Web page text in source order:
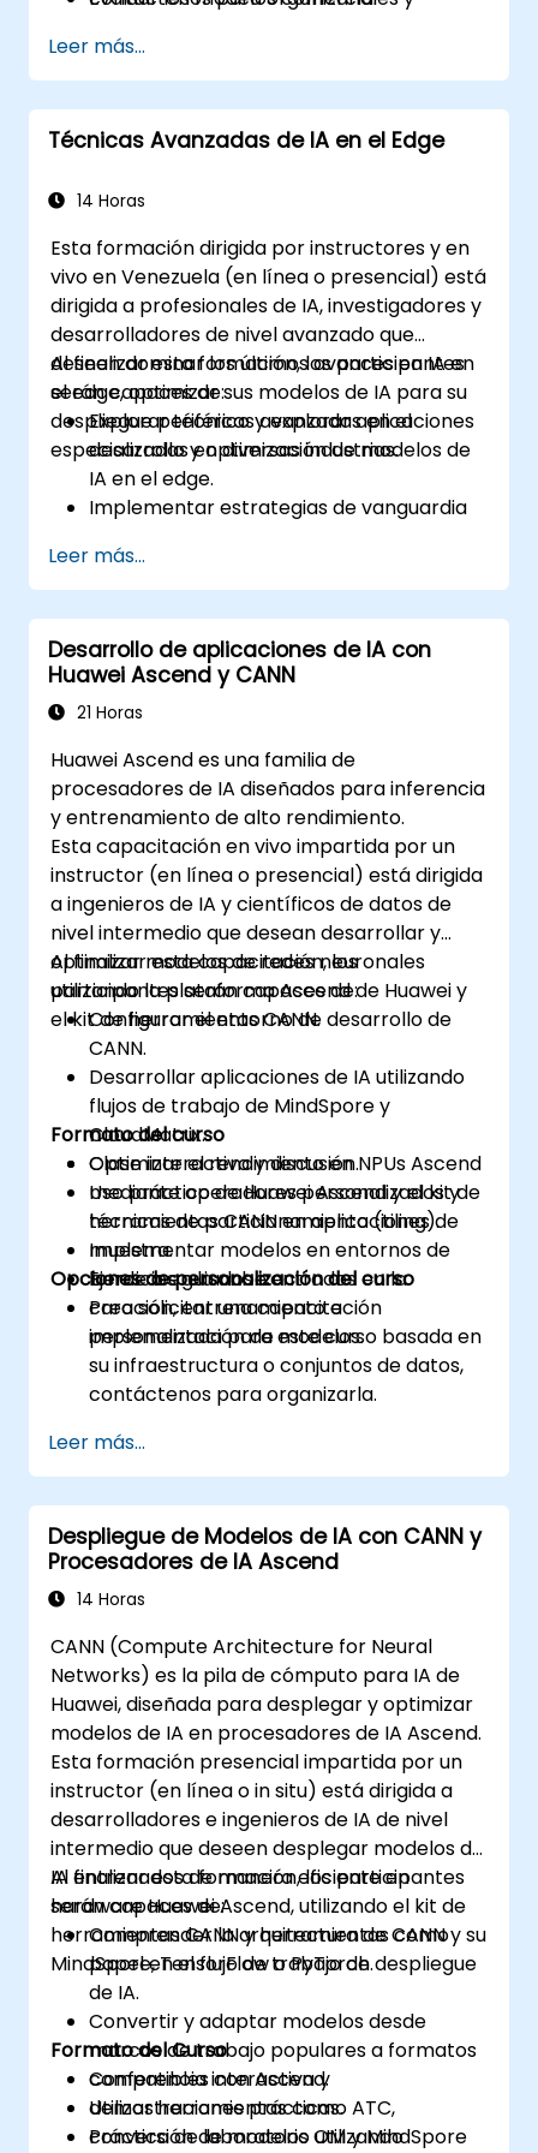
convergencia entre 6G y el borde.
Leer más...
Técnicas Avanzadas de IA en el Edge
14 Horas
Esta formación dirigida por instructores y en
vivo en Venezuela (en línea o presencial) está
dirigida a profesionales de IA, investigadores y
desarrolladores de nivel avanzado que
deseen dominar los últimos avances en IA en
el edge, optimizar sus modelos de IA para su
despliegue periférico y explorar aplicaciones
especializadas en diversas industrias.
Al finalizar esta formación, los participantes
serán capaces de:
Explorar técnicas avanzadas en el
desarrollo y optimización de modelos de
IA en el edge.
Implementar estrategias de vanguardia
dispositivos periféricos.
Utilizar herramientas y marcos de trabajo
especializados para aplicaciones
avanzadas de IA en el edge.
Optimizar el rendimiento y la eficiencia de
las soluciones de IA en el edge.
tendencias emergentes en IA en el edge.
Abordar consideraciones éticas y de
seguridad avanzadas en los despliegues
de IA en el edge.
Leer más...
Desarrollo de aplicaciones de IA con
Huawei Ascend y CANN
21 Horas
Huawei Ascend es una familia de
procesadores de IA diseñados para inferencia
y entrenamiento de alto rendimiento.
Esta capacitación en vivo impartida por un
instructor (en línea o presencial) está dirigida
a ingenieros de IA y científicos de datos de
nivel intermedio que desean desarrollar y
optimizar modelos de redes neuronales
utilizando la plataforma Ascend de Huawei y
el kit de herramientas CANN.
Al finalizar esta capacitación, los
participantes serán capaces de:
Configurar el entorno de desarrollo de
CANN.
Desarrollar aplicaciones de IA utilizando
flujos de trabajo de MindSpore y
CloudMatrix.
Optimizar el rendimiento en NPUs Ascend
mediante operadores personalizados y
técnicas de particionamiento (tiling).
Implementar modelos en entornos de
borde o en la nube.
Formato del curso
Clase interactiva y discusión.
Uso práctico de Huawei Ascend y el kit de
herramientas CANN en aplicaciones de
muestra.
Ejercicios guiados centrados en la
creación, entrenamiento e
implementación de modelos.
Opciones de personalización del curso
Para solicitar una capacitación
personalizada para este curso basada en
su infraestructura o conjuntos de datos,
contáctenos para organizarla.
Leer más...
Despliegue de Modelos de IA con CANN y
Procesadores de IA Ascend
14 Horas
CANN (Compute Architecture for Neural
Networks) es la pila de cómputo para IA de
Huawei, diseñada para desplegar y optimizar
modelos de IA en procesadores de IA Ascend.
Esta formación presencial impartida por un
instructor (en línea o in situ) está dirigida a
desarrolladores e ingenieros de IA de nivel
intermedio que deseen desplegar modelos de
IA entrenados de manera eficiente en
hardware Huawei Ascend, utilizando el kit de
herramientas CANN y herramientas como
MindSpore, TensorFlow o PyTorch.
Al finalizar esta formación, los participantes
serán capaces de:
Comprender la arquitectura de CANN y su
papel en el flujo de trabajo de despliegue
de IA.
Convertir y adaptar modelos desde
marcos de trabajo populares a formatos
compatibles con Ascend.
Utilizar herramientas como ATC,
conversión de modelos OM y MindSpore
Formato del Curso
Conferencia interactiva y
demostraciones prácticas.
Práctica de laboratorio utilizando